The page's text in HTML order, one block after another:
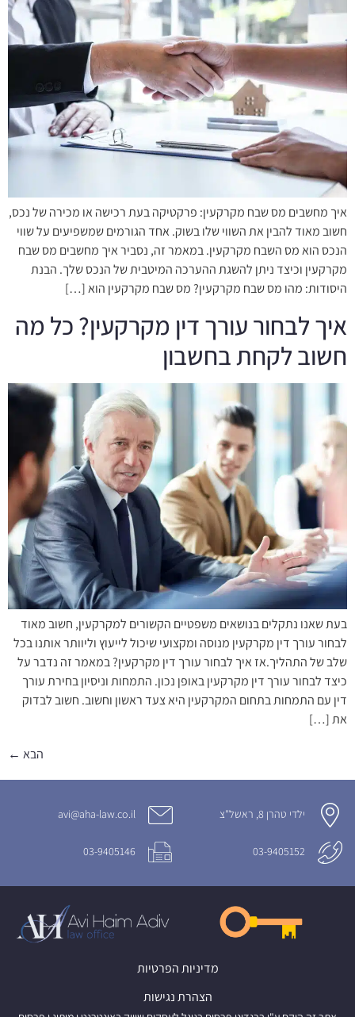
איך מחשבים מס שבח מקרקעין: פרקטיקה בעת רכישה או מכירה של נכס,
חשוב מאוד להבין את השווי שלו בשוק. אחד הגורמים שמשפיעים על שווי
הנכס הוא מס השבח מקרקעין. במאמר זה, נסביר איך מחשבים מס שבח
מקרקעין וכיצד ניתן להשגת ההערכה המיטבית של הנכס שלך. הבנת
היסודות: מהו מס שבח מקרקעין? מס שבח מקרקעין הוא […]
איך לבחור עורך דין מקרקעין? כל מה
חשוב לקחת בחשבון
בעת שאנו נתקלים בנושאים משפטיים הקשורים למקרקעין, חשוב מאוד
לבחור עורך דין מקרקעין מנוסה ומקצועי שיכול לייעוץ וליוותר אותנו בכל
שלב של התהליך.אז איך לבחור עורך דין מקרקעין? במאמר זה נדבר על
כיצד לבחור עורך דין מקרקעין באופן נכון. התמחות וניסיון בחירת עורך
דין עם התמחות בתחום המקרקעין היא צעד ראשון וחשוב. חשוב לבדוק
את […]
הבא ←
ילדי טהרן 8, ראשל"צ avi@aha-law.co.il
03-9405152
03-9405146
מדיניות הפרטיות
הצהרת נגישות